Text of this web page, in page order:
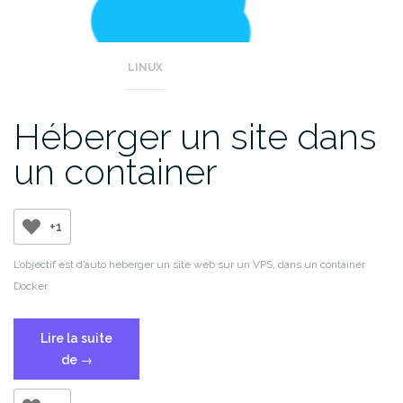
LINUX
Héberger un site dans
un container
+1
L’objectif est d’auto héberger un site web sur un VPS, dans un container
Docker.
Lire la suite
de « Héberger
un
→